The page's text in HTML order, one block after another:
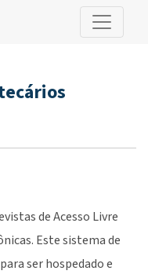
de Acesso Livre
Este sistema de
ser hospedado e